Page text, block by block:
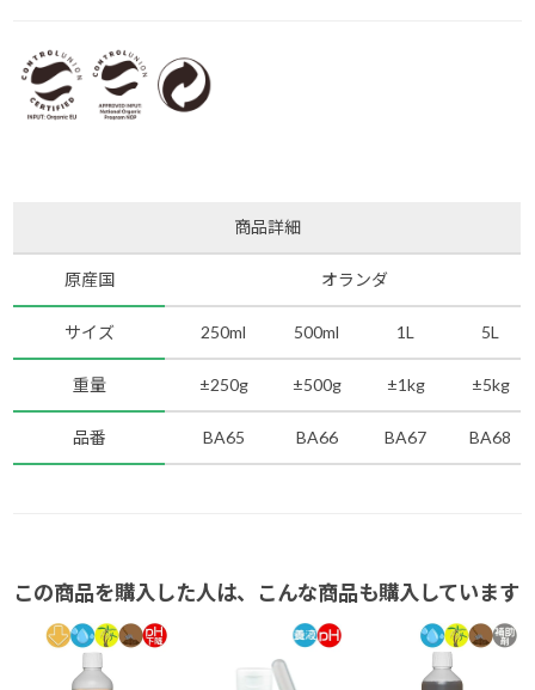
商品詳細
原産国 オランダ
サイズ 250ml 500ml 1L 5L
重量 ±250g ±500g ±1kg ±5kg
品番 BA65 BA66 BA67 BA68
この商品を購入した人は、こんな商品も購入しています